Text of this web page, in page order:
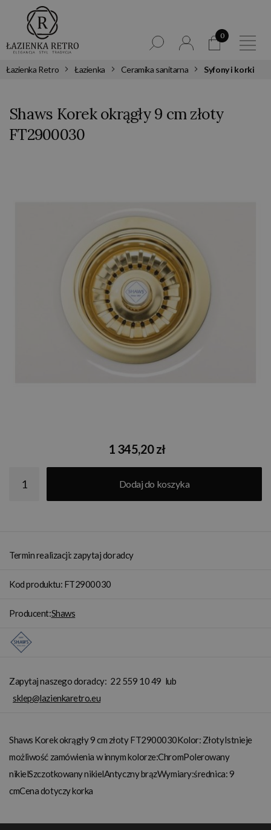
0
Łazienka Retro Łazienka Ceramika sanitarna Syfony i korki
Shaws Korek okrągły 9 cm złoty
FT2900030
1 345,20 zł
Dodaj do koszyka
Termin realizacji: zapytaj doradcy
Kod produktu: FT2900030
Producent:Shaws
Zapytaj naszego doradcy: 22 559 10 49 lub
sklep@lazienkaretro.eu
Shaws Korek okrągły 9 cm złoty FT2900030Kolor: ZłotyIstnieje
możliwość zamówienia w innym kolorze:ChromPolerowany
nikielSzczotkowany nikielAntyczny brązWymiary:średnica: 9
cmCena dotyczy korka